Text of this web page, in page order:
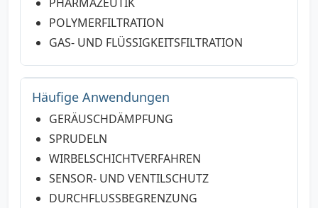
POLYMERFILTRATION
GAS- UND FLÜSSIGKEITSFILTRATION
Häufige Anwendungen
GERÄUSCHDÄMPFUNG
SPRUDELN
WIRBELSCHICHTVERFAHREN
SENSOR- UND VENTILSCHUTZ
DURCHFLUSSBEGRENZUNG